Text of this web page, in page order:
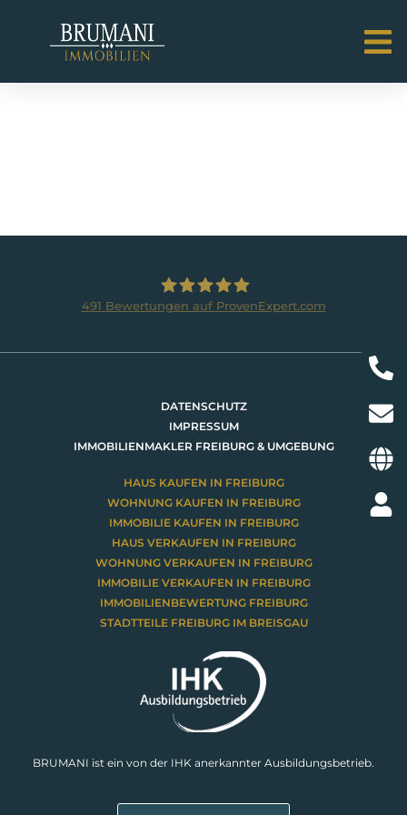
491 Bewertungen auf ProvenExpert.com
DATENSCHUTZ
IMPRESSUM
IMMOBILIENMAKLER FREIBURG & UMGEBUNG
HAUS KAUFEN IN FREIBURG
WOHNUNG KAUFEN IN FREIBURG
IMMOBILIE KAUFEN IN FREIBURG
HAUS VERKAUFEN IN FREIBURG
WOHNUNG VERKAUFEN IN FREIBURG
IMMOBILIE VERKAUFEN IN FREIBURG
IMMOBILIENBEWERTUNG FREIBURG
STADTTEILE FREIBURG IM BREISGAU
BRUMANI ist ein von der IHK anerkannter Ausbildungsbetrieb.